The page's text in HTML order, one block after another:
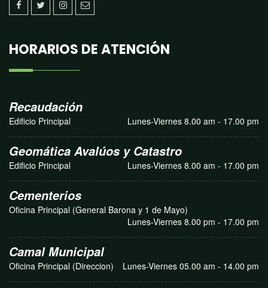
HORARIOS DE ATENCIÓN
Recaudación
Edificio Principal Lunes-Viernes 8.00 am - 17.00 pm
Geomática Avalúos y Catastro
Edificio Principal Lunes-Viernes 8.00 am - 17.00 pm
Cementerios
Oficina Principal (General Barona y 1 de Mayo)
Lunes-Viernes 8.00 pm - 17.00 pm
Camal Municipal
Oficina Principal (Direccion) Lunes-Viernes 05.00 am - 14.00 pm